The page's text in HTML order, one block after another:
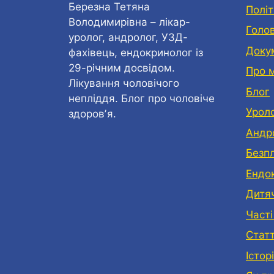
Березна Тетяна
Володимирівна – лікар-
уролог, андролог, УЗД-
фахівець, ендокринолог із
29-річним досвідом.
Лікування чоловічого
непліддя. Блог про чоловіче
здоровʼя.
Про
Блог